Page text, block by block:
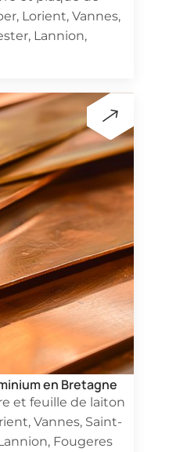
Lorient, Vannes,
Lannion,
en Bretagne
et feuille de laiton
Vannes, Saint-
Fougeres